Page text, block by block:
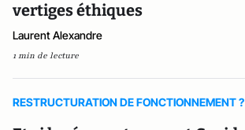
vertiges éthiques
Laurent Alexandre
1 min de lecture
RESTRUCTURATION DE FONCTIONNEMENT ?